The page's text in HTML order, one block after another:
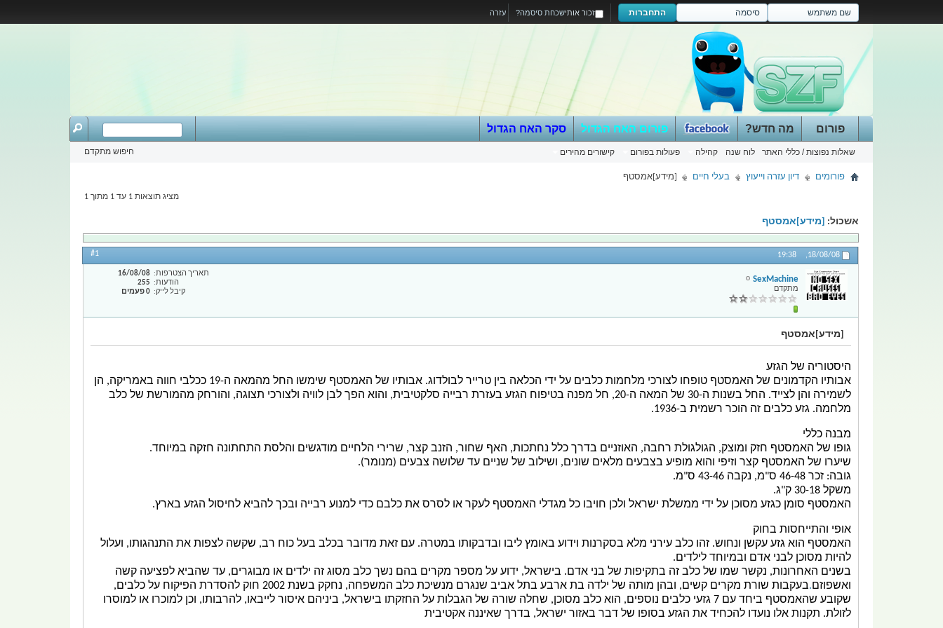
עזרה התחברות זכור אותישכחת סיסמה?
פורום
שאלות נפוצות / כללי האתר לוח שנה קהילה פעולות בפורום קישורים מהירים
מה חדש? פורום האח הגדול סקר האח הגדול
חיפוש מתקדם
פורומים דיון עזרה וייעוץ בעלי חיים [מידע]אמסטף
מציג תוצאות 1 עד 1 מתוך 1
אשכול: [מידע]אמסטף
18/08/08,
19:38
#1
SexMachine
מתקדם
תאריך הצטרפות
16/08/08
הודעות
255
קיבל לייק
0 פעמים
[מידע]אמסטף
היסטוריה של הגזע
אבותיו הקדמונים של האמסטף טופחו לצורכי מלחמות כלבים על ידי הכלאה בין טרייר לבולדוג. אבותיו של האמסטף שימשו החל מהמאה ה-19 ככלבי חווה באמריקה, הן
לשמירה והן לצייד. החל בשנות ה-30 של המאה ה-20, חל מפנה בטיפוח הגזע בעזרת רבייה סלקטיבית, והוא הפך לבן לוויה ולצורכי תצוגה, והורחק מהמורשת של כלב
מלחמה. גזע כלבים זה הוכר רשמית ב-1936
.
מבנה כללי
גופו של האמסטף חזק ומוצק, הגולגולת רחבה, האוזניים בדרך כלל נחתכות, האף שחור, הזנב קצר, שרירי הלחיים מודגשים והלסת התחתונה חזקה במיוחד.
שיערו של האמסטף קצר וזיפי והוא מופיע בצבעים מלאים שונים, ושילוב של שניים עד שלושה צבעים (מנומר).
גובה: זכר 46-48 ס"מ, נקבה 43-46 ס"מ.
משקל 30-18 ק"ג.
האמסטף סומן כגזע מסוכן על ידי ממשלת ישראל ולכן חויבו כל מגדלי האמסטף לעקר או לסרס את כלבם כדי למנוע רבייה ובכך להביא לחיסול הגזע בארץ.
אופי והתייחסות בחוק
האמסטף הוא גזע עקשן ונחוש. זהו כלב עירני מלא בסקרנות וידוע באומץ ליבו ובדבקותו במטרה. עם זאת מדובר בכלב בעל כוח רב, שקשה לצפות את התנהגותו, ועלול
להיות מסוכן לבני אדם ובמיוחד לילדים.
בשנים האחרונות, נקשר שמו של כלב זה בתקיפות של בני אדם. בישראל, ידוע על מספר מקרים בהם נשך כלב מסוג זה ילדים או מבוגרים, עד שהביא לפציעה קשה
ואשפוזם‏‏.בעקבות שורת מקרים קשים, ובהן מותה של ילדה בת ארבע בתל אביב שנגרם מנשיכת כלב המשפחה, נחקק בשנת 2002 חוק להסדרת הפיקוח על כלבים,
שקובע שהאמסטף ביחד עם 7 גזעי כלבים נוספים, הוא כלב מסוכן, שחלה שורה של הגבלות על החזקתו בישראל, ביניהם איסור לייבאו, להרבותו, וכן למוכרו או למוסרו
לזולת. תקנות אלו נועדו להכחיד את הגזע בסופו של דבר באזור ישראל, בדרך שאיננה אקטיבית